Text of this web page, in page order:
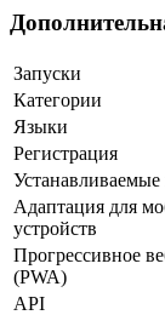
Запуски
Категории
Языки
Регистрация
Адаптация для
устройств
Прогрессивное
(PWA)
API